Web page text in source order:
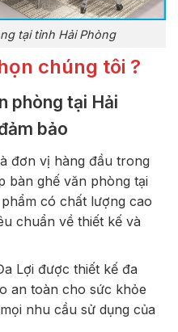
tại tỉnh Hải Phòng
chúng tôi ?
phòng tại Hải
bảo
đơn vị hàng đầu trong
bàn ghế văn phòng tại
có chất lượng cao
chuẩn về thiết kế và
Lợi được thiết kế đa
an toàn cho sức khỏe
nhu cầu sử dụng của